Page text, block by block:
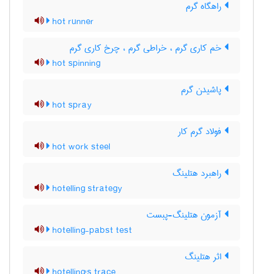
راهگاه گرم
hot runner
خم کاری گرم ، خراطی گرم ، چرخ کاری گرم
hot spinning
پاشیدن گرم
hot spray
فولاد گرم کار
hot work steel
راهبرد هتلینگ
hotelling strategy
آزمون هتلینگ-پبست
hotelling-pabst test
اثر هتلینگ